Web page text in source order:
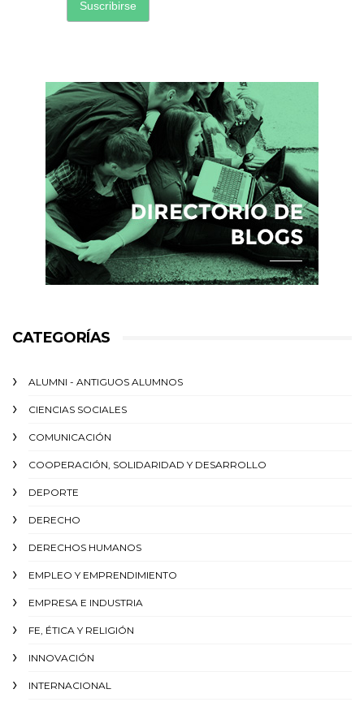
CATEGORÍAS
ALUMNI - ANTIGUOS ALUMNOS
CIENCIAS SOCIALES
COMUNICACIÓN
COOPERACIÓN, SOLIDARIDAD Y DESARROLLO
DEPORTE
DERECHO
DERECHOS HUMANOS
EMPLEO Y EMPRENDIMIENTO
EMPRESA E INDUSTRIA
FE, ÉTICA Y RELIGIÓN
INNOVACIÓN
INTERNACIONAL